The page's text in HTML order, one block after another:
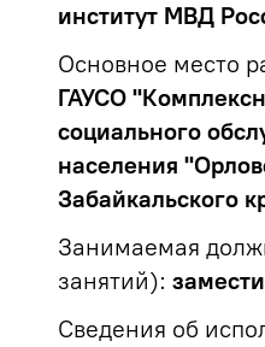
институт МВД
Основное место
ГАУСО
социального
населения
Забайкальского
Занимаемая
занятий):
Сведения об